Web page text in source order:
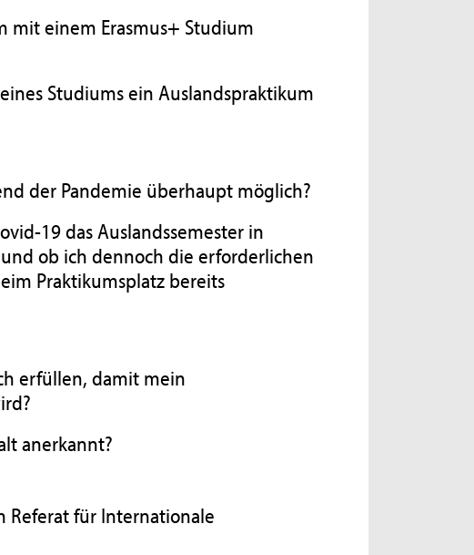
mit einem Erasmus+ Studium
Studiums ein Auslandspraktikum
der Pandemie überhaupt möglich?
19 das Auslandssemester in
ob ich dennoch die erforderlichen
Praktikumsplatz bereits
erfüllen, damit mein
anerkannt?
Referat für Internationale